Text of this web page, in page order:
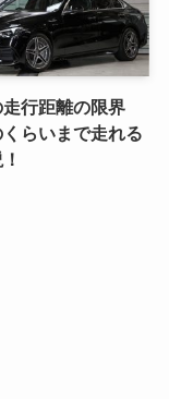
行距離の限界
らいまで走れる